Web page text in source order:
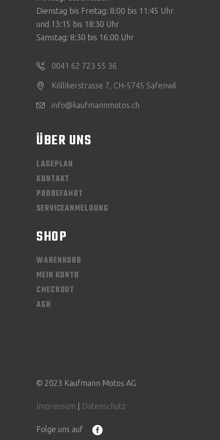
Dienstag bis Freitag: 8:00 bis 11:45 Uhr
und 13:15 bis 18:30 Uhr
Samstag: 8:30 bis 16:00 Uhr
0041 62 723 55 36
Köllikerstrasse 7, CH-5745 Safenwil
info@kaufmannmotos.ch
ÜBER UNS
LAGEPLAN
KONTAKT
PROBEFAHRT
SERVICEANMELDUNG
SHOP
WARENKORB
MEIN KONTO
CHECKOUT
AGB
© 2023 Kaufmann Motos AG
Impressum Datenschutz
Folge uns auf